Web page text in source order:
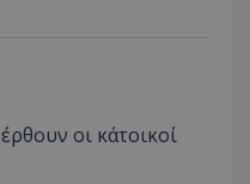
οι κάτοικοί